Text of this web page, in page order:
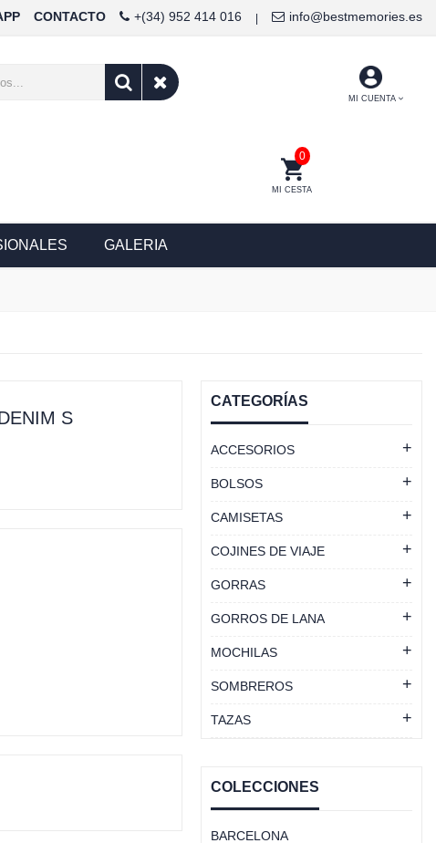
info@bestmemories.es
+(34) 952 414 016
CONTACTO
MI CUENTA
MI CESTA
0
GALERIA
S
CATEGORÍAS
ACCESORIOS
BOLSOS
CAMISETAS
COJINES DE VIAJE
GORRAS
GORROS DE LANA
MOCHILAS
SOMBREROS
TAZAS
COLECCIONES
BARCELONA